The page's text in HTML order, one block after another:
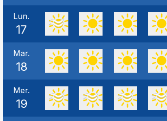
Lun.
17
Mar.
18
Mer.
19